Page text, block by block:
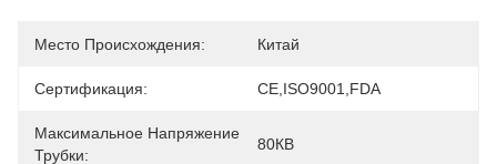
Место Происхождения: Китай
Сертификация: CE,ISO9001,FDA
Максимальное Напряжение
Трубки:
80КВ